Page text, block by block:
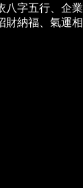
八字五行、企業
財納福、氣運相